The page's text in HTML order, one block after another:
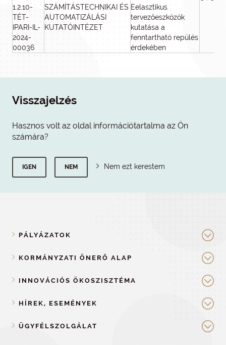
1.2.10-
TÉT-
IPARI-IL-
2024-
00036
SZÁMÍTÁSTECHNIKAI ÉS
AUTOMATIZÁLÁSI
KUTATÓINTÉZET
Eelasztikus
tervezőeszközök
kutatása a
fenntartható repülés
érdekében
Visszajelzés
Hasznos volt az oldal információtartalma az Ön
számára?
IGEN NEM Nem ezt kerestem
PÁLYÁZATOK
KORMÁNYZATI ÖNERŐ ALAP
INNOVÁCIÓS ÖKOSZISZTÉMA
HÍREK, ESEMÉNYEK
ÜGYFÉLSZOLGÁLAT